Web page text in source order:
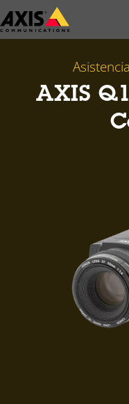
Saltar
al
AXIS